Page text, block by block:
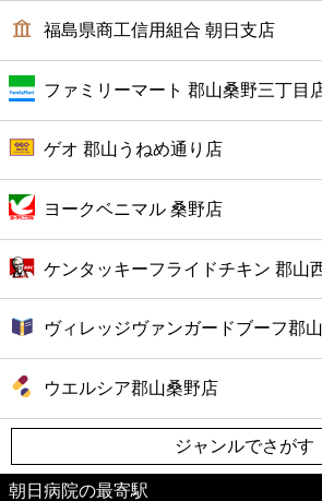
ホテル
福島県商工信用組合 朝日支店
ファミリーマート 郡山桑野三丁目
ゲオ 郡山うねめ通り店
ヨークベニマル 桑野店
ケンタッキーフライドチキン 郡山
ヴィレッジヴァンガードブーフ郡
ウエルシア郡山桑野店
ジャンルでさがす
朝日病院の最寄駅